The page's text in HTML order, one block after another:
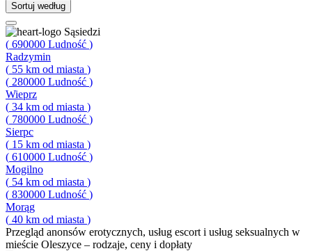
Sortuj według
Sąsiedzi
( 690000 Ludność )
Radzymin
( 55 km od miasta )
( 280000 Ludność )
Wieprz
( 34 km od miasta )
( 780000 Ludność )
Sierpc
( 15 km od miasta )
( 610000 Ludność )
Mogilno
( 54 km od miasta )
( 830000 Ludność )
Morąg
( 40 km od miasta )
Przegląd anonsów erotycznych, usług escort i usług seksualnych w
mieście Oleszyce – rodzaje, ceny i dopłaty